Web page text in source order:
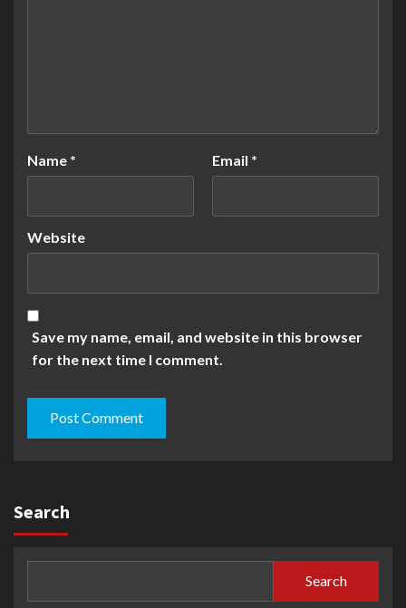
Name * Email *
Website
Save my name, email, and website in this browser
for the next time I comment.
Search
Search